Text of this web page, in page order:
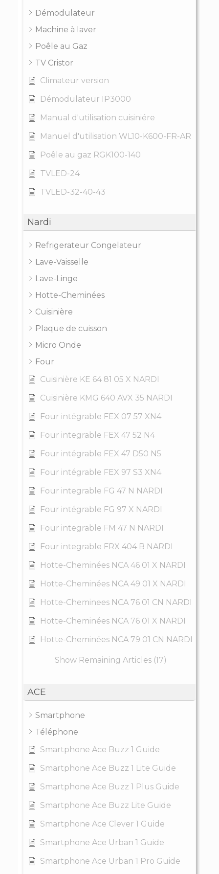
Démodulateur
Machine à laver
Poêle au Gaz
TV Cristor
Climateur version
Démodulateur IP3000
Manual d'utilisation cuisiniére
Manuel d'utilisation WL10-K600-FR-AR
Poêle au gaz RGK100-140
TVLED-24
TVLED-32-40-43
Nardi
Refrigerateur Congelateur
Lave-Vaisselle
Lave-Linge
Hotte-Cheminées
Cuisinière
Plaque de cuisson
Micro Onde
Four
Cuisinière KE 64 81 05 X NARDI
Cuisinière KMG 640 AVX 35 NARDI
Four intégrable FEX 07 57 XN4
Four integrable FEX 47 52 N4
Four intégrable FEX 47 D50 N5
Four intégrable FEX 97 S3 XN4
Four integrable FG 47 N NARDI
Four intégrable FG 97 X NARDI
Four integrable FM 47 N NARDI
Four integrable FRX 404 B NARDI
Hotte-Cheminées NCA 46 01 X NARDI
Hotte-Cheminées NCA 49 01 X NARDI
Hotte-Cheminees NCA 76 01 CN NARDI
Hotte-Cheminées NCA 76 01 X NARDI
Hotte-Cheminées NCA 79 01 CN NARDI
Show Remaining Articles (17)
ACE
Smartphone
Téléphone
Smartphone Ace Buzz 1 Guide
Smartphone Ace Buzz 1 Lite Guide
Smartphone Ace Buzz 1 Plus Guide
Smartphone Ace Buzz Lite Guide
Smartphone Ace Clever 1 Guide
Smartphone Ace Urban 1 Guide
Smartphone Ace Urban 1 Pro Guide